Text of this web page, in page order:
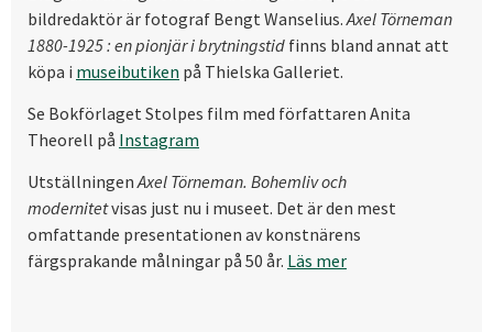
bildredaktör är fotograf Bengt Wanselius. Axel Törneman
1880-1925 : en pionjär i brytningstid finns bland annat att
köpa i museibutiken på Thielska Galleriet.
Se Bokförlaget Stolpes film med författaren Anita
Theorell på Instagram
Utställningen Axel Törneman. Bohemliv och
modernitetvisas just nu i museet. Det är den mest
omfattande presentationen av konstnärens
färgsprakande målningar på 50 år. Läs mer